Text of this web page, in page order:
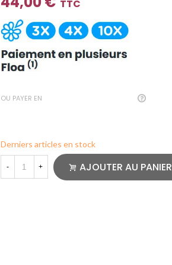
TTC
OU PAYER EN
Derniers articles en stock
- + AJOUTER AU PANIER